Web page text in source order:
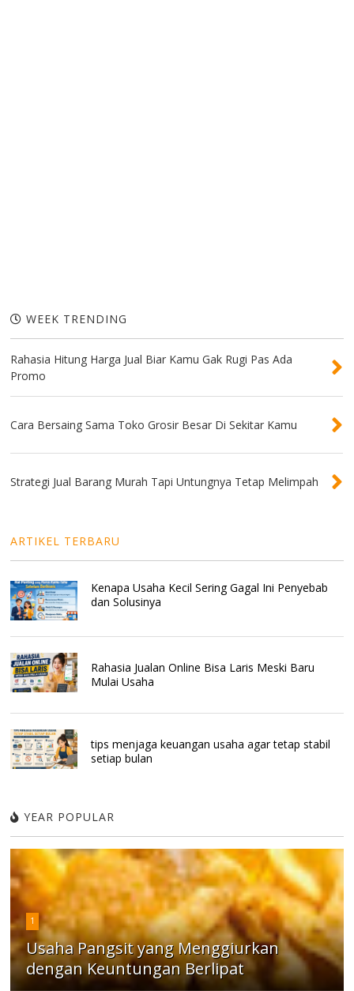
WEEK TRENDING
Rahasia Hitung Harga Jual Biar Kamu Gak Rugi Pas Ada
Promo
Cara Bersaing Sama Toko Grosir Besar Di Sekitar Kamu
Strategi Jual Barang Murah Tapi Untungnya Tetap Melimpah
ARTIKEL TERBARU
Kenapa Usaha Kecil Sering Gagal Ini Penyebab
dan Solusinya
Rahasia Jualan Online Bisa Laris Meski Baru
Mulai Usaha
tips menjaga keuangan usaha agar tetap stabil
setiap bulan
YEAR POPULAR
1
Usaha Pangsit yang Menggiurkan
dengan Keuntungan Berlipat